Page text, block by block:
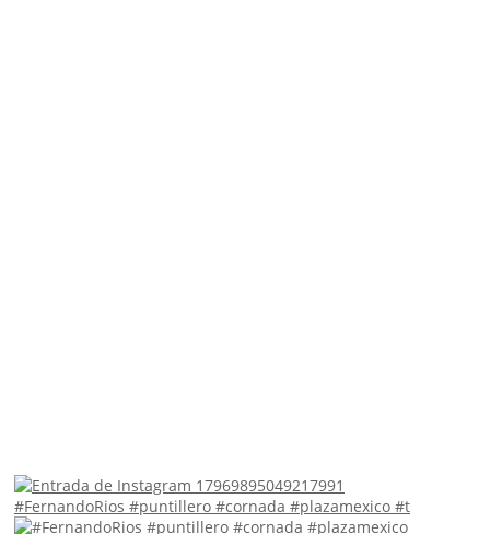
#FernandoRios #puntillero #cornada #plazamexico #t